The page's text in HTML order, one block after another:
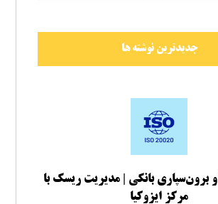
جدیدترین نوشته ها
ایزو ۲۰۰۲۲ و برون‌سپاری بانکی | مدیریت ریسک با
مرکز ایزوکیا